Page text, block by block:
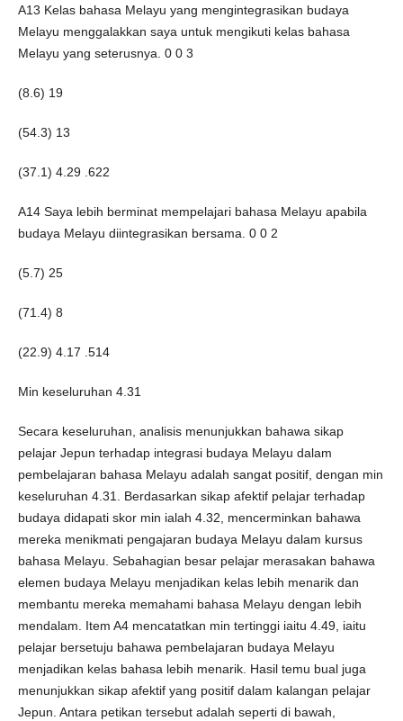
A13 Kelas bahasa Melayu yang mengintegrasikan budaya
Melayu menggalakkan saya untuk mengikuti kelas bahasa
Melayu yang seterusnya. 0 0 3
(8.6) 19
(54.3) 13
(37.1) 4.29 .622
A14 Saya lebih berminat mempelajari bahasa Melayu apabila
budaya Melayu diintegrasikan bersama. 0 0 2
(5.7) 25
(71.4) 8
(22.9) 4.17 .514
Min keseluruhan 4.31
Secara keseluruhan, analisis menunjukkan bahawa sikap
pelajar Jepun terhadap integrasi budaya Melayu dalam
pembelajaran bahasa Melayu adalah sangat positif, dengan min
keseluruhan 4.31. Berdasarkan sikap afektif pelajar terhadap
budaya didapati skor min ialah 4.32, mencerminkan bahawa
mereka menikmati pengajaran budaya Melayu dalam kursus
bahasa Melayu. Sebahagian besar pelajar merasakan bahawa
elemen budaya Melayu menjadikan kelas lebih menarik dan
membantu mereka memahami bahasa Melayu dengan lebih
mendalam. Item A4 mencatatkan min tertinggi iaitu 4.49, iaitu
pelajar bersetuju bahawa pembelajaran budaya Melayu
menjadikan kelas bahasa lebih menarik. Hasil temu bual juga
menunjukkan sikap afektif yang positif dalam kalangan pelajar
Jepun. Antara petikan tersebut adalah seperti di bawah,